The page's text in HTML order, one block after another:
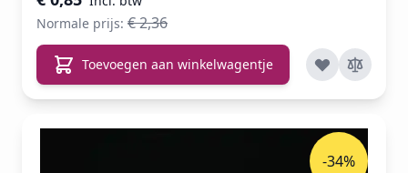
Normale prijs: € 2,36
Toevoegen aan winkelwagentje
-34%